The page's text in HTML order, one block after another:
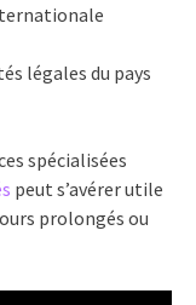
légales du pays
spécialisées
peut s’avérer utile
prolongés ou